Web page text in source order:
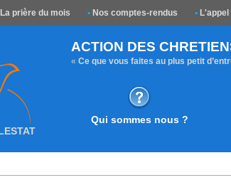
La prière du mois • Nos comptes-rendus •
ACTION DES
« Ce que vous faites au plus petit
Qui sommes nous ?